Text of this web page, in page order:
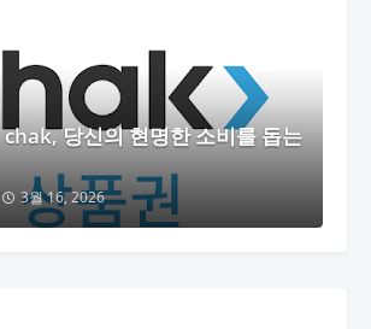
당신의 현명한 소비를 돕는
3월 16, 2026